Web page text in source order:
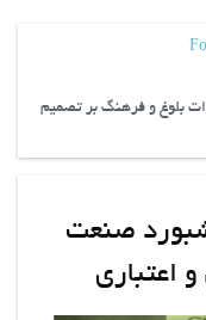
بلوغ و فرهنگ بر تصمیم
صنعت
اعتباری